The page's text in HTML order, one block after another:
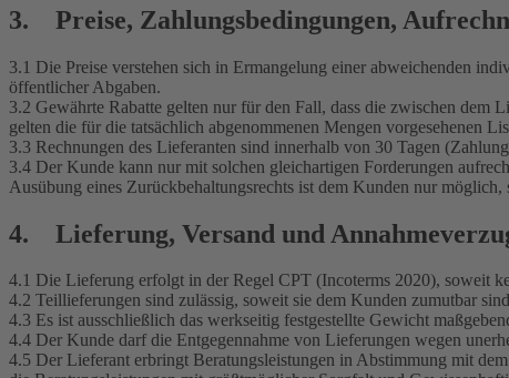
3. Preise, Zahlungsbedingungen,
3.1 Die Preise verstehen sich in Ermangelung einer abweichenden
öffentlicher Abgaben.
3.2 Gewährte Rabatte gelten nur für den Fall, dass die zwischen dem
gelten die für die tatsächlich abgenommenen Mengen vorgesehenen
3.3 Rechnungen des Lieferanten sind innerhalb von 30 Tagen
3.4 Der Kunde kann nur mit solchen gleichartigen Forderungen
Ausübung eines Zurückbehaltungsrechts ist dem Kunden nur
4. Lieferung, Versand und
4.1 Die Lieferung erfolgt in der Regel CPT (Incoterms 2020), soweit
4.2 Teillieferungen sind zulässig, soweit sie dem Kunden zumutbar
4.3 Es ist ausschließlich das werkseitig festgestellte Gewicht
4.4 Der Kunde darf die Entgegennahme von Lieferungen wegen
4.5 Der Lieferant erbringt Beratungsleistungen in Abstimmung mit